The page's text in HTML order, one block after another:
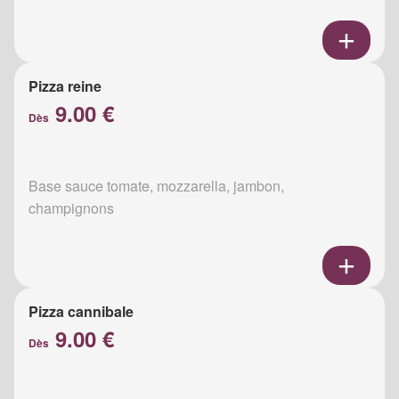
Pizza reine
Dès 9.00 €
Base sauce tomate, mozzarella, jambon,
champignons
Pizza cannibale
Dès 9.00 €